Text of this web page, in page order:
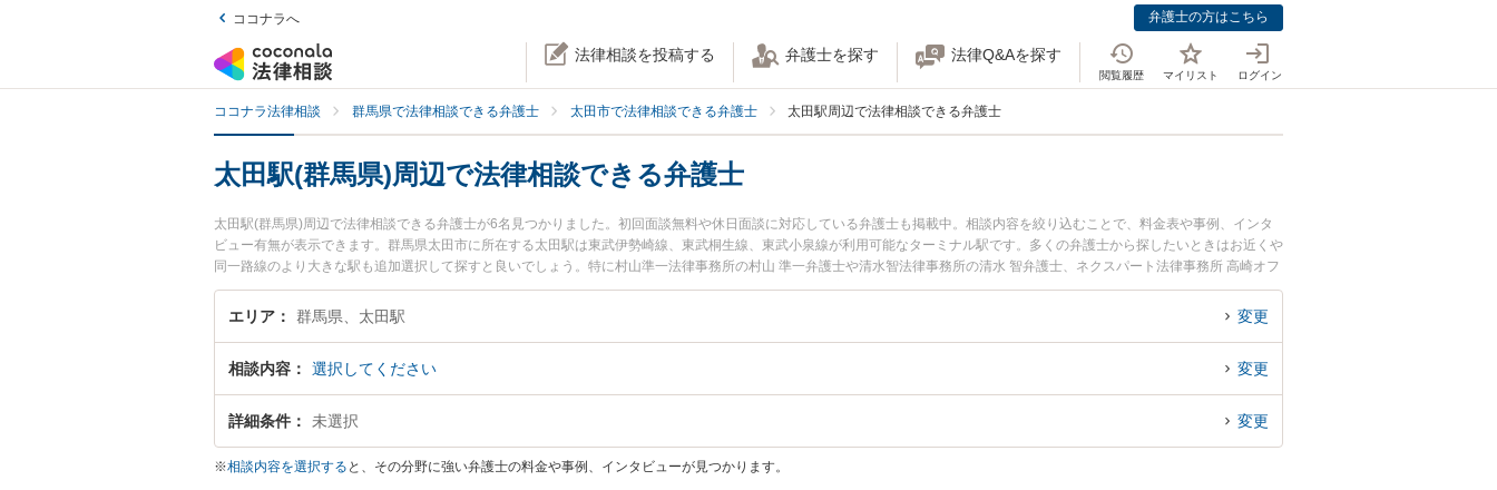
ココナラへ 弁護士の方はこちら
法律相談を投稿する 弁護士を探す 法律Q&Aを探す
閲覧履歴 マイリスト ログイン
ココナラ法律相談 群馬県で法律相談できる弁護士 太田市で法律相談できる弁護士 太田駅周辺で法律相談できる弁護士
太田駅(群馬県)周辺で法律相談できる弁護士
太田駅(群馬県)周辺で法律相談できる弁護士が6名見つかりました。初回面談無料や休日面談に対応している弁護士も掲載中。相談内容を絞り込むことで、料金表や事例、インタ
ビュー有無が表示できます。群馬県太田市に所在する太田駅は東武伊勢崎線、東武桐生線、東武小泉線が利用可能なターミナル駅です。多くの弁護士から探したいときはお近くや
同一路線のより大きな駅も追加選択して探すと良いでしょう。特に村山準一法律事務所の村山 準一弁護士や清水智法律事務所の清水 智弁護士、ネクスパート法律事務所 高崎オフ
ィス太田支部の北澤 彩子弁護士のプロフィール情報や弁護士費用、強みなどが注目されています。『加害者側のトラブルを勤務先から通いやすい太田駅周辺に事務所を構える弁
護士に面談予約したい』『加害者側のトラブル解決の実績豊富な太田駅近くの弁護士を検索したい』『初回無料で加害者側を法律相談できる太田駅付近の弁護士に面談予約した
エリア 群馬県、太田駅 変更
相談内容 選択してください 変更
詳細条件 未選択 変更
※相談内容を選択する と、その分野に強い弁護士の料金や事例、インタビューが見つかります。